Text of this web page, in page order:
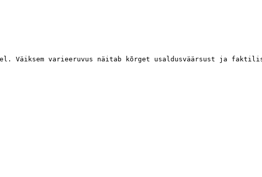
Väiksem varieeruvus näitab kõrget usaldusväärsust ja